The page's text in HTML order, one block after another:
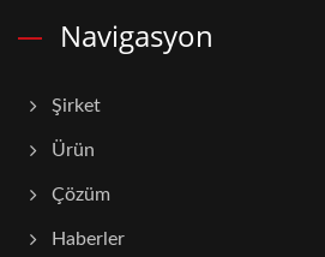
Navigasyon
Şirket
Ürün
Çözüm
Haberler